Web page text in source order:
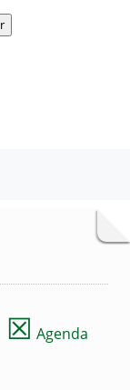
☒ Agenda